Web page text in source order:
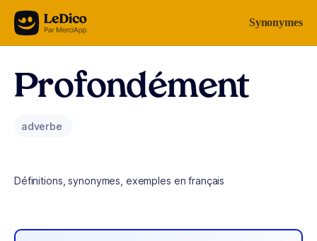
Aller au contenu Synonymes
Profondément
adverbe
Définitions, synonymes, exemples en français